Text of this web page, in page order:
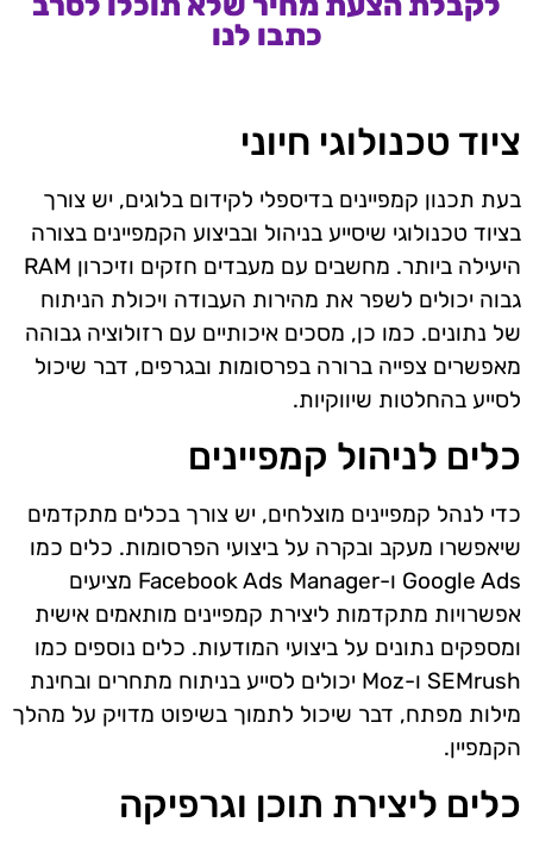
כתבו לנו
ציוד טכנולוגי חיוני
בעת תכנון קמפיינים בדיספלי לקידום בלוגים, יש צורך
בציוד טכנולוגי שיסייע בניהול ובביצוע הקמפיינים בצורה
היעילה ביותר. מחשבים עם מעבדים חזקים וזיכרון RAM
גבוה יכולים לשפר את מהירות העבודה ויכולת הניתוח
של נתונים. כמו כן, מסכים איכותיים עם רזולוציה גבוהה
מאפשרים צפייה ברורה בפרסומות ובגרפים, דבר שיכול
לסייע בהחלטות שיווקיות.
כלים לניהול קמפיינים
כדי לנהל קמפיינים מוצלחים, יש צורך בכלים מתקדמים
שיאפשרו מעקב ובקרה על ביצועי הפרסומות. כלים כמו
Google Ads ו-Facebook Ads Manager מציעים
אפשרויות מתקדמות ליצירת קמפיינים מותאמים אישית
ומספקים נתונים על ביצועי המודעות. כלים נוספים כמו
SEMrush ו-Moz יכולים לסייע בניתוח מתחרים ובחינת
מילות מפתח, דבר שיכול לתמוך בשיפוט מדויק על מהלך
הקמפיין.
כלים ליצירת תוכן וגרפיקה